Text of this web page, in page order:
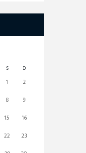
S D
1
2
8
9
15
16
22
23